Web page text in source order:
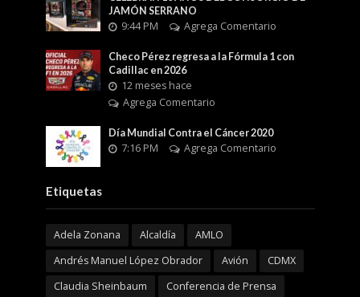
JAMÓN SERRANO
9:44 PM Agrega Comentario
Checo Pérez regresa a la Fórmula 1 con
Cadillac en 2026
12 meses hace
Agrega Comentario
Día Mundial Contra el Cáncer 2020
7:16 PM Agrega Comentario
Etiquetas
Adela Zonana Alcaldía
AMLO
Andrés Manuel López Obrador
Avión
CDMX
Claudia Sheinbaum
Conferencia de Prensa